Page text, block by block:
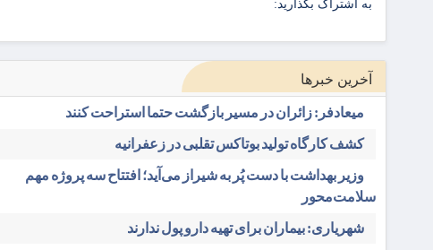
به اشتراک بگذارید:
آخرین خبرها
میعادفر: زائران در مسیر بازگشت حتما استراحت کنند
کشف کارگاه تولید بوتاکس تقلبی در زعفرانیه
وزیر بهداشت با دست پُر به شیراز می‌آید؛ افتتاح سه پروژه مهم
سلامت‌محور
شهریاری: بیماران برای تهیه دارو پول ندارند